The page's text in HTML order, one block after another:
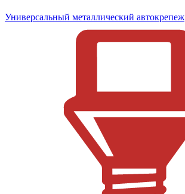
Универсальный металлический автокрепеж